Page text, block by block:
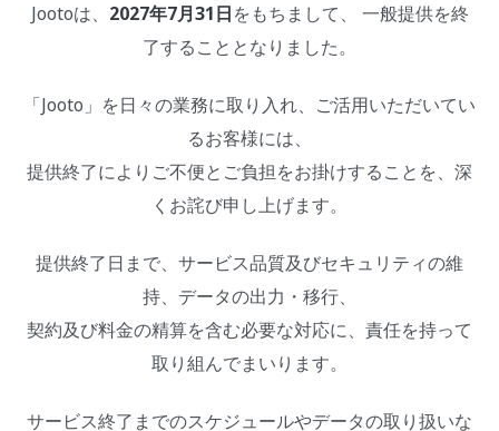
Jootoは、 2027年7月31日をもちまして、 一般提供を終
了することとなりました。
「Jooto」を日々の業務に取り入れ、ご活用いただいてい
るお客様には、
提供終了によりご不便とご負担をお掛けすることを、深
くお詫び申し上げます。
提供終了日まで、サービス品質及びセキュリティの維
持、データの出力・移行、
契約及び料金の精算を含む必要な対応に、責任を持って
取り組んでまいります。
サービス終了までのスケジュールやデータの取り扱いな